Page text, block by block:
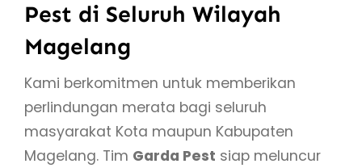
Pest di Seluruh Wilayah
Magelang
Kami berkomitmen untuk memberikan
perlindungan merata bagi seluruh
masyarakat Kota maupun Kabupaten
Magelang. Tim Garda Pest siap meluncur